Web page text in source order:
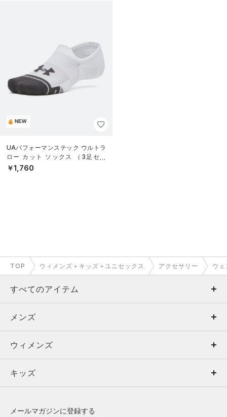
NEW
UAパフォーマンステック ウルトラ
ロー カット ソックス （3足セッ
ト）（トレーニング/UNISEX）
￥1,760
TOP ウィメンズ＋キッズ＋ユニセックス アクセサリー ウ
すべてのアイテム
メンズ
ウィメンズ
キッズ
メンズ
トップス
ボトムス
ウィメンズ
トップス
キッズ
メールマガジンに登録する